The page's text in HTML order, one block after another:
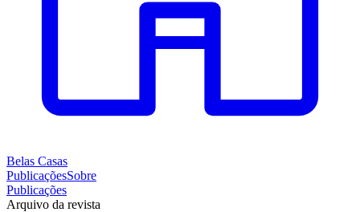
Belas Casas
PublicaçõesSobre
Publicações
Arquivo da revista